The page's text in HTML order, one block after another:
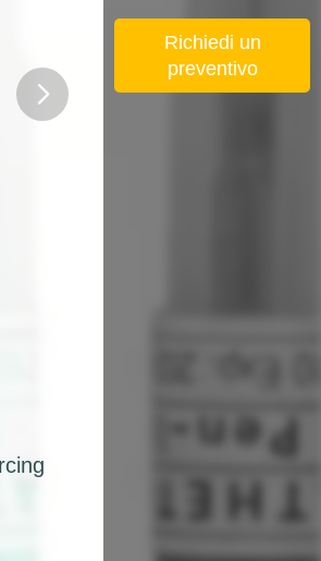
Richiedi un
preventivo